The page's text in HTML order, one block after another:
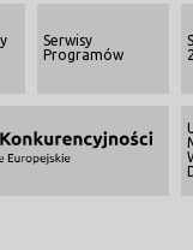
Serwisy
Programów